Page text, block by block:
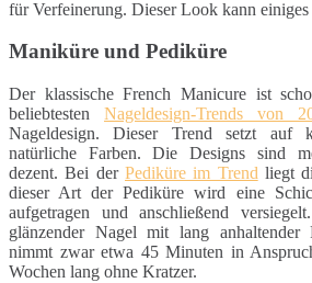
für Verfeinerung. Dieser Look kann einiges
Maniküre und Pediküre
Der klassische French Manicure ist
beliebtesten Nageldesign-Trends von
Nageldesign. Dieser Trend setzt auf
natürliche Farben. Die Designs sind
dezent. Bei der Pediküre im Trend liegt
dieser Art der Pediküre wird eine
aufgetragen und anschließend
glänzender Nagel mit lang anhaltender
nimmt zwar etwa 45 Minuten in
Wochen lang ohne Kratzer.